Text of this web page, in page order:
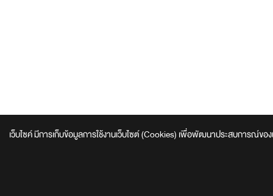
เว็บไซค์ มีการเก็บข้อมูลการใช้งานเว็บไซต์ (Cookies) เพื่อพัฒนาประสบการณ์ข